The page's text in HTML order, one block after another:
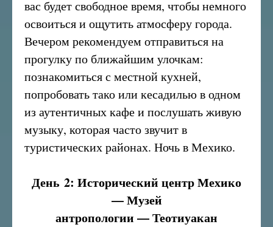
вас будет свободное время, чтобы немного
освоиться и ощутить атмосферу города.
Вечером рекомендуем отправиться на
прогулку по ближайшим улочкам:
познакомиться с местной кухней,
попробовать тако или кесадилью в одном
из аутентичных кафе и послушать живую
музыку, которая часто звучит в
туристических районах. Ночь в Мехико.
День 2: Исторический центр Мехико
— Музей
антропологии — Теотиуакан